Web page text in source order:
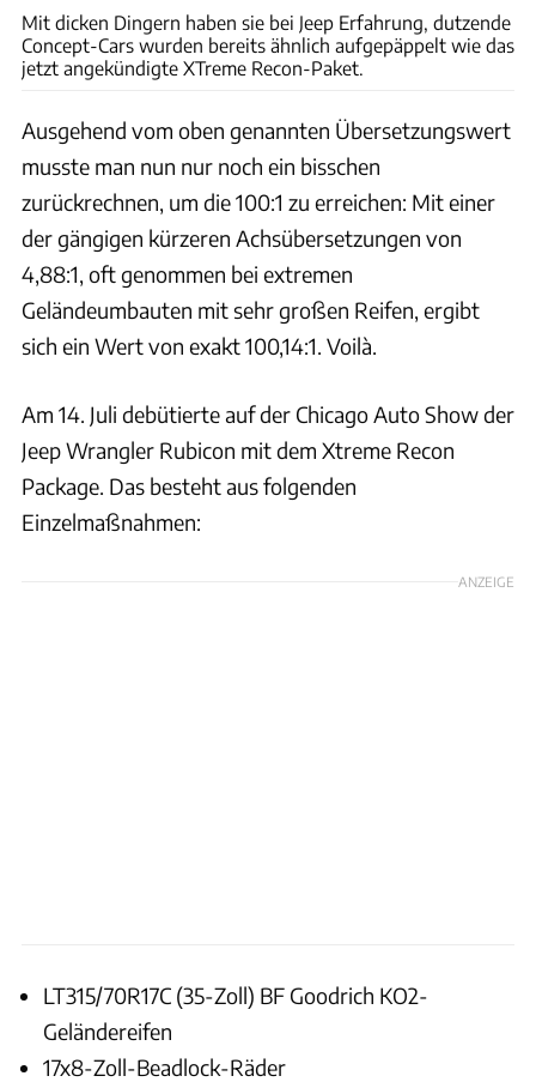
Mit dicken Dingern haben sie bei Jeep Erfahrung, dutzende
Concept-Cars wurden bereits ähnlich aufgepäppelt wie das
jetzt angekündigte XTreme Recon-Paket.
Ausgehend vom oben genannten Übersetzungswert
musste man nun nur noch ein bisschen
zurückrechnen, um die 100:1 zu erreichen: Mit einer
der gängigen kürzeren Achsübersetzungen von
4,88:1, oft genommen bei extremen
Geländeumbauten mit sehr großen Reifen, ergibt
sich ein Wert von exakt 100,14:1. Voilà.
Am 14. Juli debütierte auf der Chicago Auto Show der
Jeep Wrangler Rubicon mit dem Xtreme Recon
Package. Das besteht aus folgenden
Einzelmaßnahmen:
ANZEIGE
LT315/70R17C (35-Zoll) BF Goodrich KO2-
Geländereifen
17x8-Zoll-Beadlock-Räder